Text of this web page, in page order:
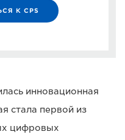
К CPS
инновационная
стала первой из
цифровых